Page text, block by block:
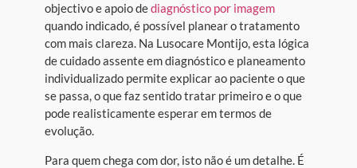
objectivo e apoio dediagnóstico por imagem
quando indicado, é possível planear o tratamento
com mais clareza. Na Lusocare Montijo, esta lógica
de cuidado assente em diagnóstico e planeamento
individualizado permite explicar ao paciente o que
se passa, o que faz sentido tratar primeiro e o que
pode realisticamente esperar em termos de
evolução.
Para quem chega com dor, isto não é um detalhe. É